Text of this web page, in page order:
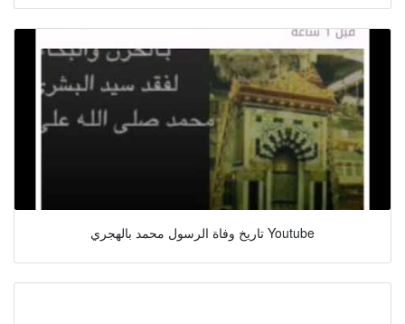
تاريخ وفاة الرسول محمد بالهجري Youtube